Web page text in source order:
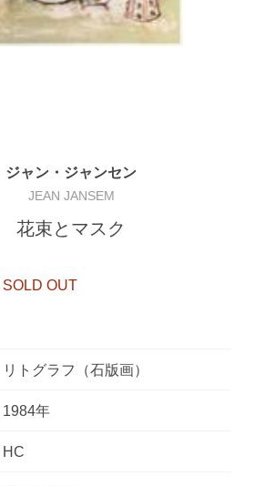
ジャン・ジャンセン
JEAN JANSEM
花束とマスク
SOLD OUT
リトグラフ（石版画）
1984年
HC